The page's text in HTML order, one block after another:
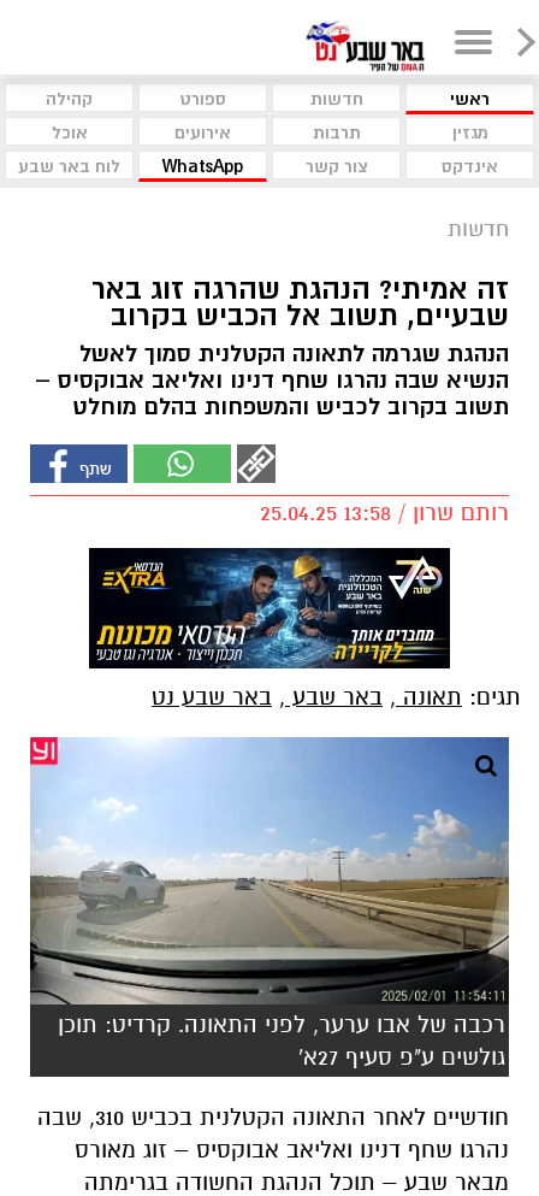
ראשי חדשות ספורט
קהילה
מגזין
תרבות אירועים
אוכל
אינדקס
צור קשר WhatsApp לוח באר שבע
חדשות
זה אמיתי? הנהגת שהרגה זוג באר
שבעיים, תשוב אל הכביש בקרוב
הנהגת שגרמה לתאונה הקטלנית סמוך לאשל
הנשיא שבה נהרגו שחף דנינו ואליאב אבוקסיס –
תשוב בקרוב לכביש והמשפחות בהלם מוחלט
רותם שרון / 13:58 25.04.25
תגים: תאונה , באר שבע , באר שבע נט
רכבה של אבו ערער, לפני התאונה. קרדיט: תוכן
גולשים ע"פ סעיף 27א'
חודשיים לאחר התאונה הקטלנית בכביש 310, שבה
נהרגו שחף דנינו ואליאב אבוקסיס – זוג מאורס
מבאר שבע – תוכל הנהגת החשודה בגרימתה